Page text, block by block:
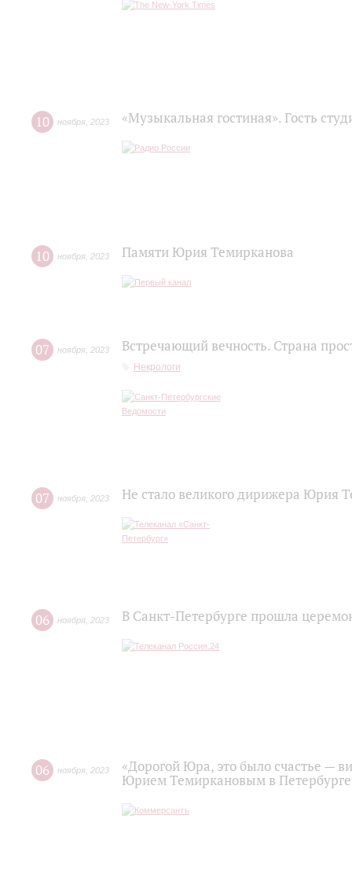
10 ноября 2023 «Музыкальная гостиная». Гость
10 ноября 2023 Памяти Юрия Темирканова
07 ноября 2023 Встречающий вечность. Страна
Некрологи
07 ноября 2023 Не стало великого дирижера Юрия
06 ноября 2023 В Санкт-Петербурге прошла
06 ноября 2023
«Дорогой Юра, это было счастье —
Юрием Темиркановым в Петербурге